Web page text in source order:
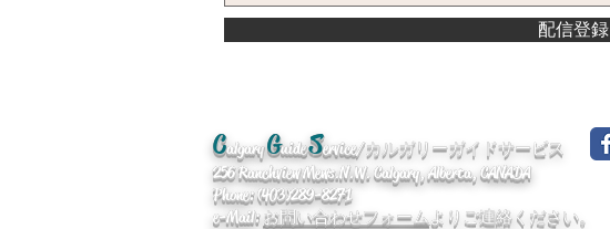
配信登録
CalgaryGuideService/カルガリーガイドサービス
256 Ranchview Mews. N.W. Calgary, Alberta, CANADA
Phone: (403)289-8271
e-Mail:お問い合わせフォームよりご連絡ください。